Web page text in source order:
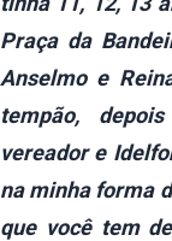
Praça da
Anselmo e
tempão,
vereador e
na minha forma
que você tem